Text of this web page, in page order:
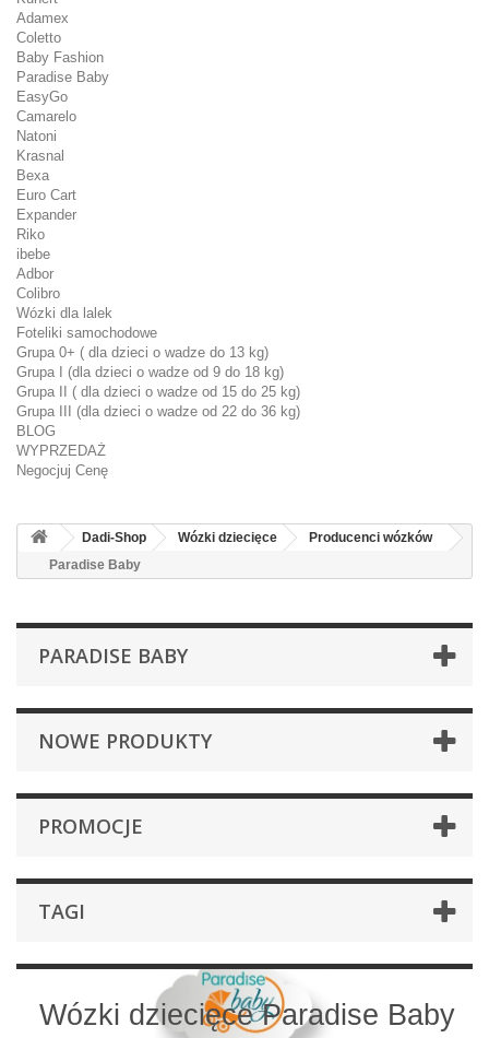
Adamex
Coletto
Baby Fashion
Paradise Baby
EasyGo
Camarelo
Natoni
Krasnal
Bexa
Euro Cart
Expander
Riko
ibebe
Adbor
Colibro
Wózki dla lalek
Foteliki samochodowe
Grupa 0+ ( dla dzieci o wadze do 13 kg)
Grupa I (dla dzieci o wadze od 9 do 18 kg)
Grupa II ( dla dzieci o wadze od 15 do 25 kg)
Grupa III (dla dzieci o wadze od 22 do 36 kg)
BLOG
WYPRZEDAŻ
Negocjuj Cenę
Dadi-Shop Wózki dziecięce
Producenci wózków
Paradise Baby
PARADISE BABY
NOWE PRODUKTY
PROMOCJE
TAGI
Wózki dziecięce Paradise Baby